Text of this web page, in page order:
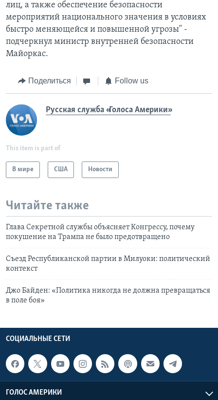
лиц, а также обеспечение безопасности
мероприятий национального значения в условиях
быстро меняющейся и повышенной угрозы" -
подчеркнул министр внутренней безопасности
Майоркас.
Поделиться Follow us
Русская служба «Голоса Америки»
This item is part of
В мире США Новости
Читайте также
Глава Секретной службы объясняет Конгрессу, почему
покушение на Трампа не было предотвращено
Съезд Республиканской партии в Милуоки: политический
контекст
Джо Байден: «Политика никогда не должна превращаться
в поле боя»
СОЦИАЛЬНЫЕ СЕТИ
ГОЛОС АМЕРИКИ